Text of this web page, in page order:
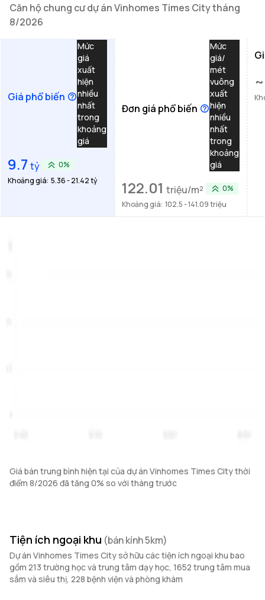
Căn hộ chung cư dự án Vinhomes Times City tháng
8/2026
Giá phổ biến
Mức
giá
xuất
hiện
nhiều
nhất
trong
khoảng
giá
9.7 tỷ
0%
Khoảng giá: 5.36 - 21.42 tỷ
Đơn giá phổ biến
Mức
giá/
mét
vuông
xuất
hiện
nhiều
nhất
trong
khoảng
giá
122.01 triệu/m²
0%
Khoảng giá: 102.5 - 141.09 triệu
~
Giá bán trung bình hiện tại của dự án Vinhomes Times City thời
điểm 8/2026 đã tăng 0% so với tháng trước
Tiện ích ngoại khu (bán kính 5km)
Dự án Vinhomes Times City sở hữu các tiện ích ngoại khu bao
gồm 213 trường học và trung tâm dạy học, 1652 trung tâm mua
sắm và siêu thị, 228 bệnh viện và phòng khám